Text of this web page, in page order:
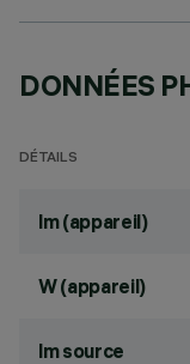
DONNÉES
DÉTAILS
lm (appareil)
W (appareil)
lm source